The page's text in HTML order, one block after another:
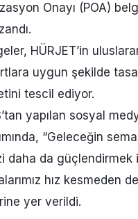
Onayı (POA)
HÜRJET’in
uygun şekilde
tescil ediyor.
yapılan sosyal
“Geleceğin
daha da güçlendirmek
hız kesmeden
yer verildi.